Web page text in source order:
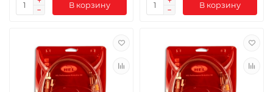
В корзину В корзину